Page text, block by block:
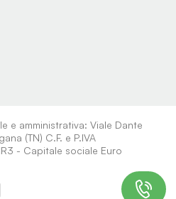
e amministrativa: Viale Dante
(TN) C.F. e P.IVA
- Capitale sociale Euro